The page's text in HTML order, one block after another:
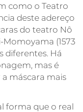
como o Teatro
deste adereço
do teatro Nô
(1573
diferentes. Há
mas é
máscara mais
forma que o real